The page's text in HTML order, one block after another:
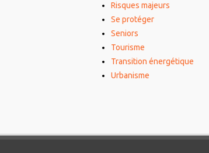
Risques majeurs
Se protéger
Seniors
Tourisme
Transition énergétique
Urbanisme